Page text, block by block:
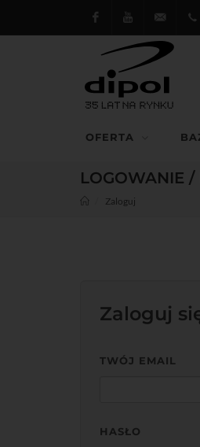
FacebookYoutube
OFERTA
LOGOWANIE /
Zaloguj
Zaloguj
TWÓJ EMAIL
HASŁO